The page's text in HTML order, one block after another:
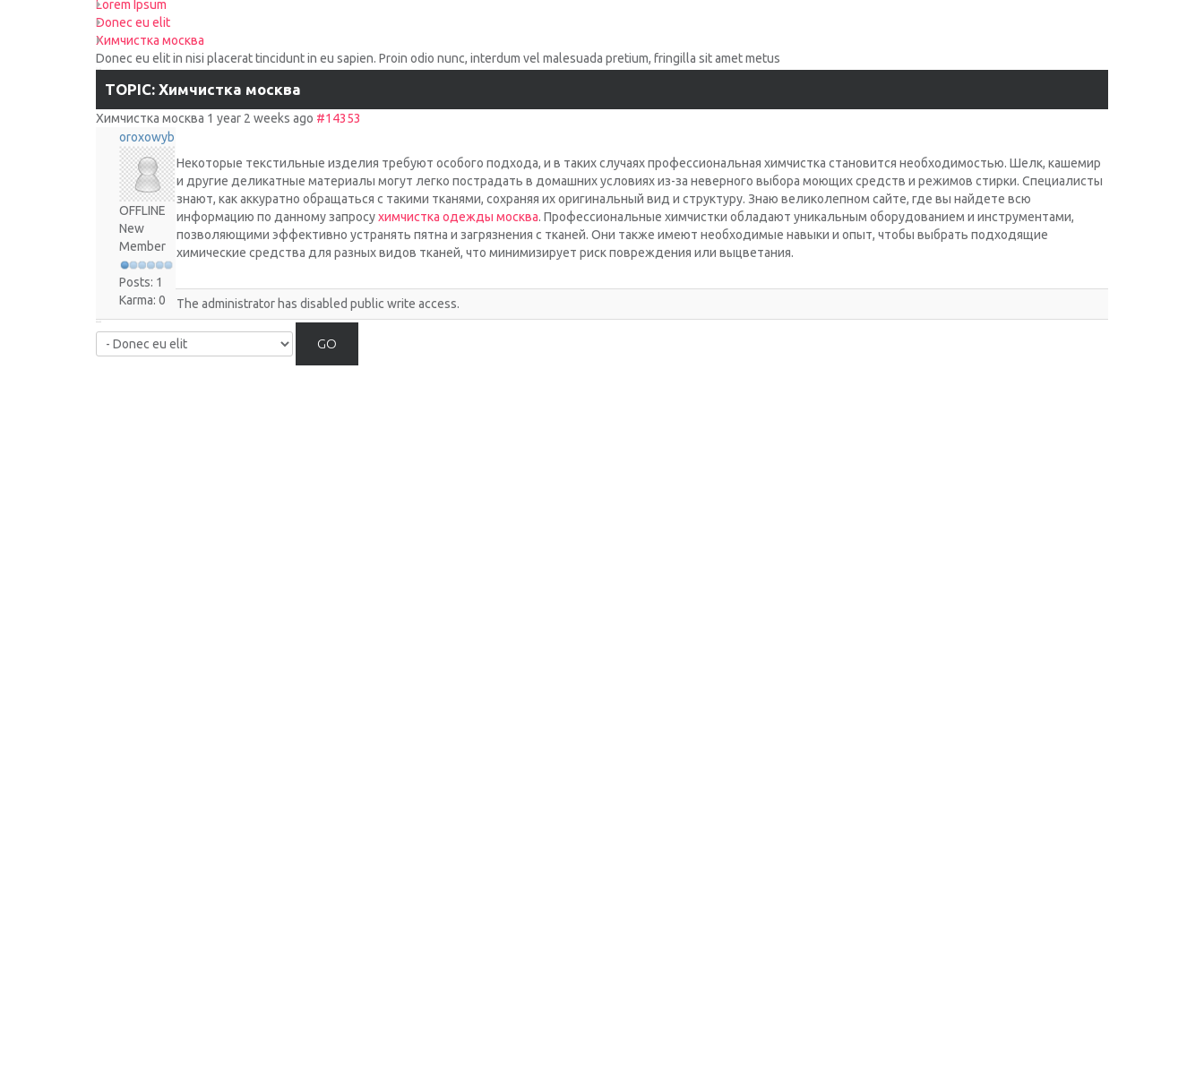
Lorem Ipsum
Donec eu elit
Химчистка москва
Donec eu elit in nisi placerat tincidunt in eu sapien. Proin odio nunc, interdum vel malesuada pretium, fringilla sit amet metus
TOPIC: Химчистка москва
Химчистка москва 1 year 2 weeks ago #14353
oroxowyb
OFFLINE
New
Member
Posts: 1
Karma: 0
Некоторые текстильные изделия требуют особого подхода, и в таких случаях профессиональная химчистка становится необходимостью. Шелк, кашемир
и другие деликатные материалы могут легко пострадать в домашних условиях из-за неверного выбора моющих средств и режимов стирки. Специалисты
знают, как аккуратно обращаться с такими тканями, сохраняя их оригинальный вид и структуру. Знаю великолепном сайте, где вы найдете всю
информацию по данному запросухимчистка одежды москва. Профессиональные химчистки обладают уникальным оборудованием и инструментами,
позволяющими эффективно устранять пятна и загрязнения с тканей. Они также имеют необходимые навыки и опыт, чтобы выбрать подходящие
химические средства для разных видов тканей, что минимизирует риск повреждения или выцветания.
The administrator has disabled public write access.
GO